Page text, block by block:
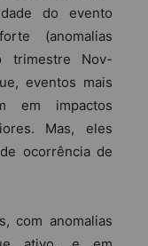
do evento
(anomalias
trimestre Nov-
eventos mais
em impactos
Mas, eles
ocorrência de
com anomalias